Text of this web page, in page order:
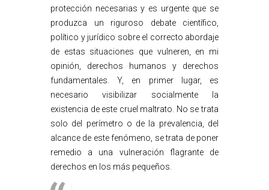
protección necesarias y es urgente que se
produzca un riguroso debate científico,
político y jurídico sobre el correcto abordaje
de estas situaciones que vulneren, en mi
opinión, derechos humanos y derechos
fundamentales. Y, en primer lugar, es
necesario visibilizar socialmente la
existencia de este cruel maltrato. No se trata
solo del perímetro o de la prevalencia, del
alcance de este fenómeno, se trata de poner
remedio a una vulneración flagrante de
derechos en los más pequeños.